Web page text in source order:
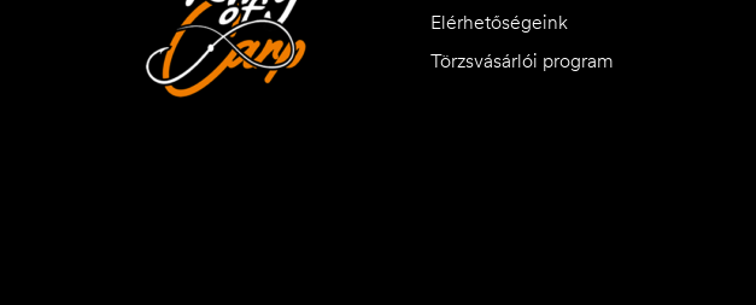
Elérhetőségeink
Törzsvásárlói program